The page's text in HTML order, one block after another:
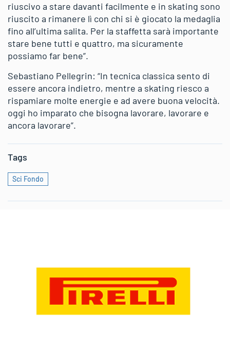
riuscivo a stare davanti facilmente e in skating sono
riuscito a rimanere lì con chi si è giocato la medaglia
fino all’ultima salita. Per la staffetta sarà importante
stare bene tutti e quattro, ma sicuramente
possiamo far bene”.
Sebastiano Pellegrin: “In tecnica classica sento di
essere ancora indietro, mentre a skating riesco a
rispamiare molte energie e ad avere buona velocità.
oggi ho imparato che bisogna lavorare, lavorare e
ancora lavorare”.
Tags
Sci Fondo